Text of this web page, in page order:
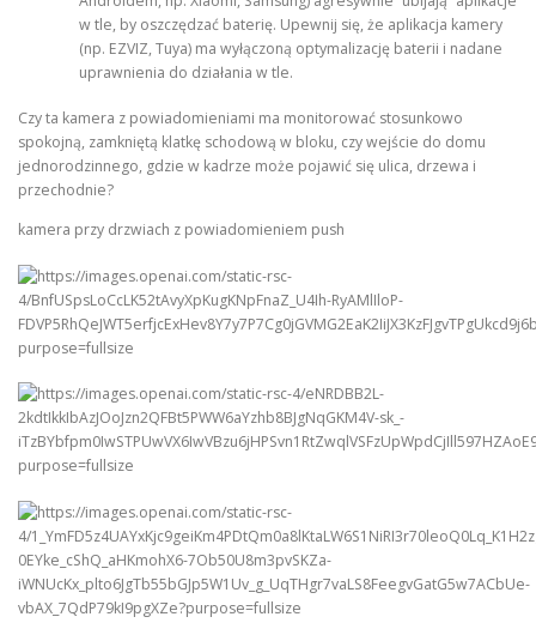
w tle, by oszczędzać baterię. Upewnij się, że aplikacja kamery
(np. EZVIZ, Tuya) ma wyłączoną optymalizację baterii i nadane
uprawnienia do działania w tle.
Czy ta kamera z powiadomieniami ma monitorować stosunkowo
spokojną, zamkniętą klatkę schodową w bloku, czy wejście do domu
jednorodzinnego, gdzie w kadrze może pojawić się ulica, drzewa i
przechodnie?
kamera przy drzwiach z powiadomieniem push